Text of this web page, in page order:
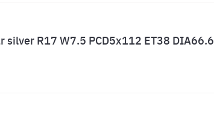
silver R17 W7.5 PCD5x112 ET38 DIA66.6